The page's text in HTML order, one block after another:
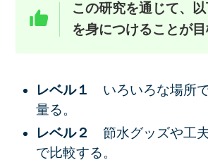
この研究を通じて、
を身につけることが
レベル１ いろいろな場所
量る。
レベル２ 節水グッズや工
で比較する。